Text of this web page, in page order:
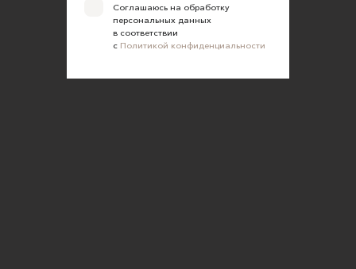
Соглашаюсь на обработку
персональных данных
в соответствии
с Политикой конфиденциальности